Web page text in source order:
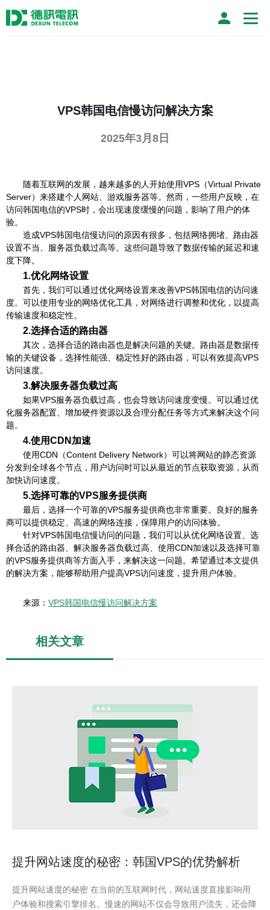
VPS韩国电信慢访问解决方案
2025年3月8日
随着互联网的发展，越来越多的人开始使用VPS（Virtual Private
Server）来搭建个人网站、游戏服务器等。然而，一些用户反映，在
访问韩国电信的VPS时，会出现速度缓慢的问题，影响了用户的体
验。
造成VPS韩国电信慢访问的原因有很多，包括网络拥堵、路由器
设置不当、服务器负载过高等。这些问题导致了数据传输的延迟和速
度下降。
1.优化网络设置
首先，我们可以通过优化网络设置来改善VPS韩国电信的访问速
度。可以使用专业的网络优化工具，对网络进行调整和优化，以提高
传输速度和稳定性。
2.选择合适的路由器
其次，选择合适的路由器也是解决问题的关键。路由器是数据传
输的关键设备，选择性能强、稳定性好的路由器，可以有效提高VPS
访问速度。
3.解决服务器负载过高
如果VPS服务器负载过高，也会导致访问速度变慢。可以通过优
化服务器配置、增加硬件资源以及合理分配任务等方式来解决这个问
题。
4.使用CDN加速
使用CDN（Content Delivery Network）可以将网站的静态资源
分发到全球各个节点，用户访问时可以从最近的节点获取资源，从而
加快访问速度。
5.选择可靠的VPS服务提供商
最后，选择一个可靠的VPS服务提供商也非常重要。良好的服务
商可以提供稳定、高速的网络连接，保障用户的访问体验。
针对VPS韩国电信慢访问的问题，我们可以从优化网络设置、选
择合适的路由器、解决服务器负载过高、使用CDN加速以及选择可靠
的VPS服务提供商等方面入手，来解决这一问题。希望通过本文提供
的解决方案，能够帮助用户提高VPS访问速度，提升用户体验。
来源： VPS韩国电信慢访问解决方案
相关文章
提升网站速度的秘密：韩国VPS的优势解析
提升网站速度的秘密 在当前的互联网时代，网站速度直接影响用
户体验和搜索引擎排名。慢速的网站不仅会导致用户流失，还会降